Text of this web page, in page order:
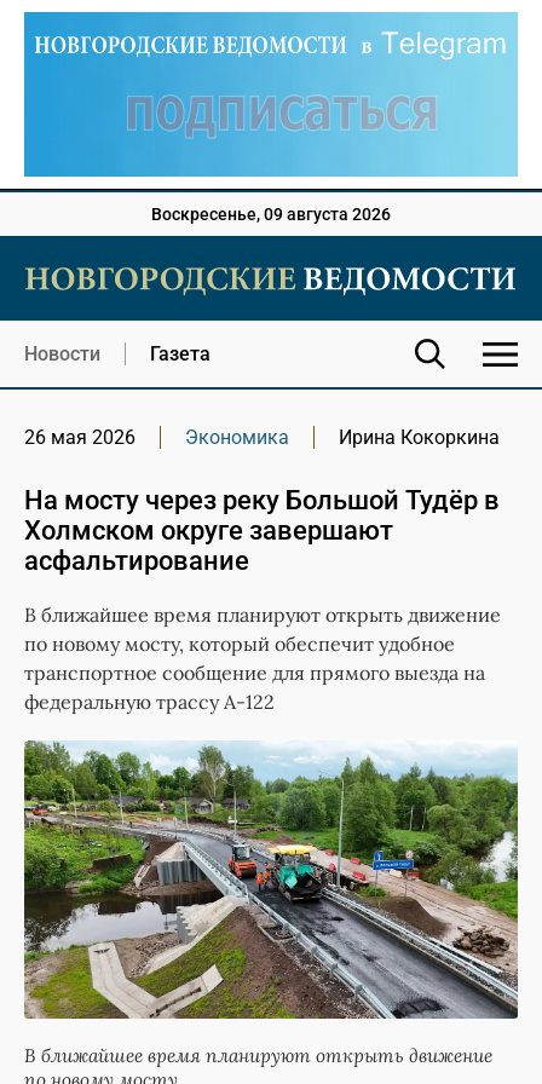
Воскресенье, 09 августа 2026
Новости Газета
26 мая 2026 Экономика Ирина Кокоркина
На мосту через реку Большой Тудёр в
Холмском округе завершают
асфальтирование
В ближайшее время планируют открыть движение
по новому мосту, который обеспечит удобное
транспортное сообщение для прямого выезда на
федеральную трассу А-122
В ближайшее время планируют открыть движение
по новому мосту.